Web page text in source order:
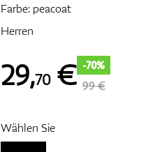
Farbe: peacoat
Herren
29,70€ -70%
99 €
Wählen Sie